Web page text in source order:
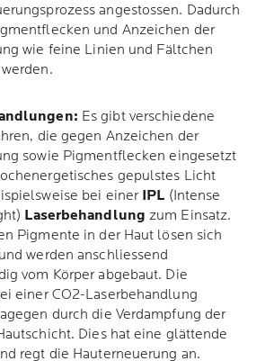
angestossen. Dadurch
und Anzeichen der
wie feine Linien und Fältchen
Es gibt verschiedene
die gegen Anzeichen der
sowie Pigmentflecken eingesetzt
gepulstes Licht
bei einer IPL (Intense
Laserbehandlungzum Einsatz.
Pigmente in der Haut lösen sich
werden anschliessend
vom Körper abgebaut. Die
einer CO2-Laserbehandlung
durch die Verdampfung der
Dies hat eine glättende
regt die Hauterneuerung an.